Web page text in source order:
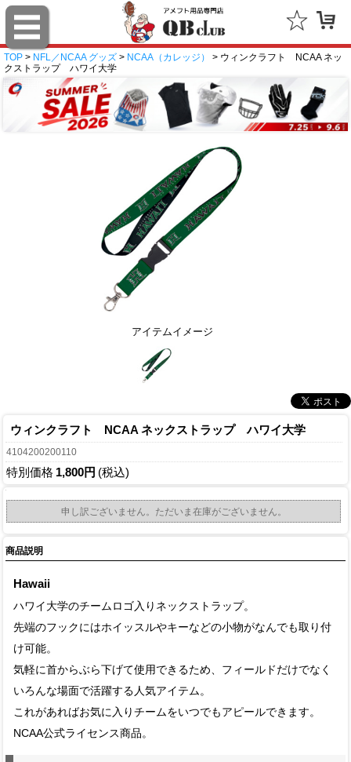
TOP > NFL／NCAA グッズ > NCAA（カレッジ）
> ウィンクラフト NCAA ネッ
クストラップ ハワイ大学
アイテムイメージ
ウィンクラフト NCAA ネックストラップ ハワイ大学
4104200200110
特別価格 1,800円 (税込)
申し訳ございません。ただいま在庫がございません。
商品説明
Hawaii
ハワイ大学のチームロゴ入りネックストラップ。
先端のフックにはホイッスルやキーなどの小物がなんでも取り付
け可能。
気軽に首からぶら下げて使用できるため、フィールドだけでなく
いろんな場面で活躍する人気アイテム。
これがあればお気に入りチームをいつでもアピールできます。
NCAA公式ライセンス商品。